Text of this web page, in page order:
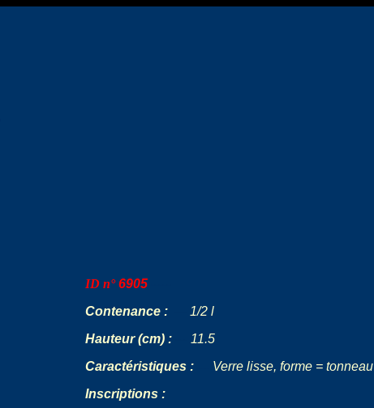
ID n°6905
Contenance :
1/2 l
Hauteur (cm) :
11.5
Caractéristiques :
Verre lisse, forme = tonneau
Inscriptions :